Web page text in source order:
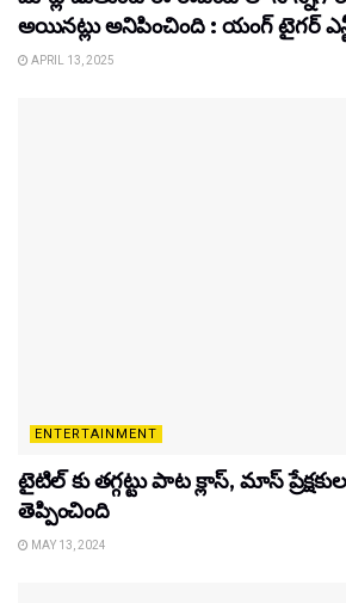
అయినట్లు అనిపించింది : యంగ్ టైగర్
APRIL 13, 2025
ENTERTAINMENT
టైటిల్‌ కు తగ్గట్టు పాట క్లాస్, మాస్
తెప్పించింది
MAY 13, 2024